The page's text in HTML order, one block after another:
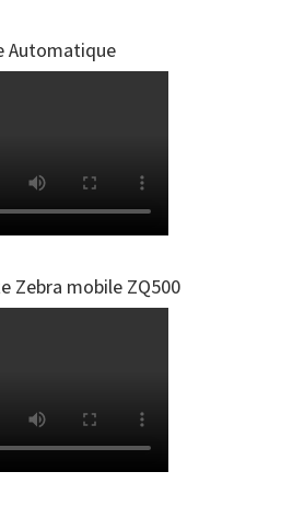
Automatique
Zebra mobile ZQ500